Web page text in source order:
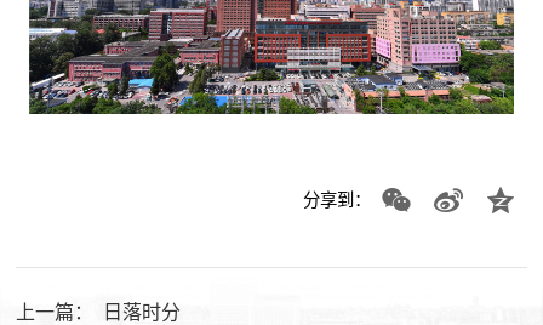
分享到：
上一篇： 日落时分